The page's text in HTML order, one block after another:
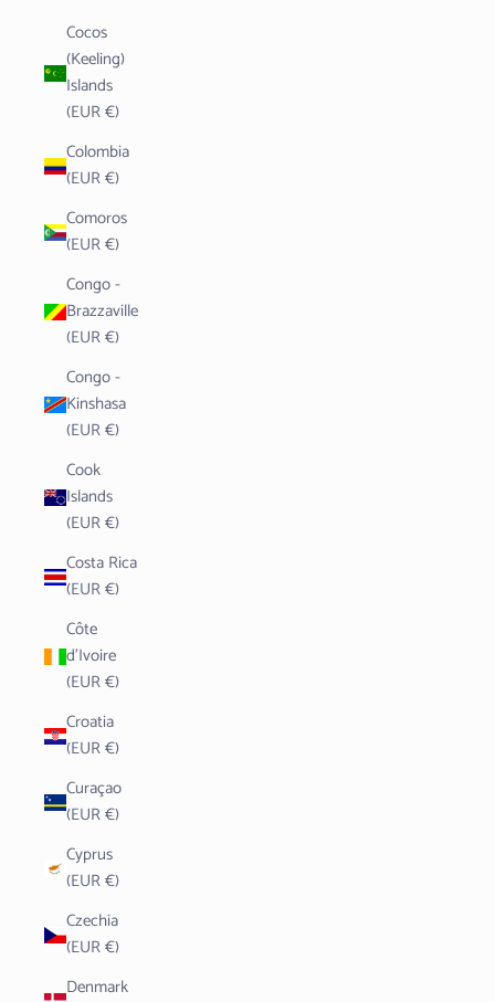
Cocos
(Keeling)
Islands
(EUR €)
Colombia
(EUR €)
Comoros
(EUR €)
Congo -
Brazzaville
(EUR €)
Congo -
Kinshasa
(EUR €)
Cook
Islands
(EUR €)
Costa Rica
(EUR €)
Côte
d’Ivoire
(EUR €)
Croatia
(EUR €)
Curaçao
(EUR €)
Cyprus
(EUR €)
Czechia
(EUR €)
Denmark